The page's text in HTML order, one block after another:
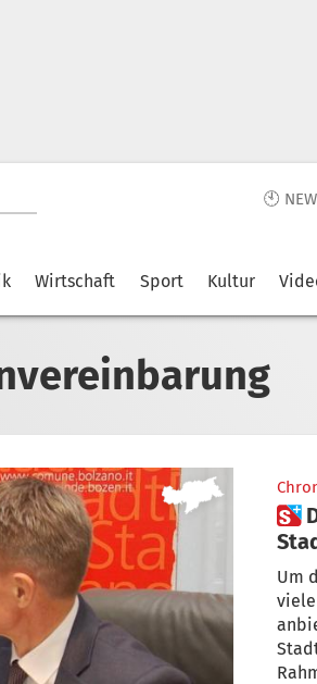
🕙
Wirtschaft Sport Kultur
 Digitales Bozen: „Wollen die
Um